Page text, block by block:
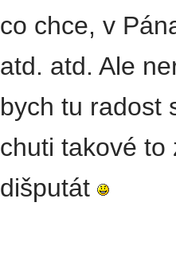
co chce, v
atd. atd. Ale
bych tu radost
chuti takové to
dišputát